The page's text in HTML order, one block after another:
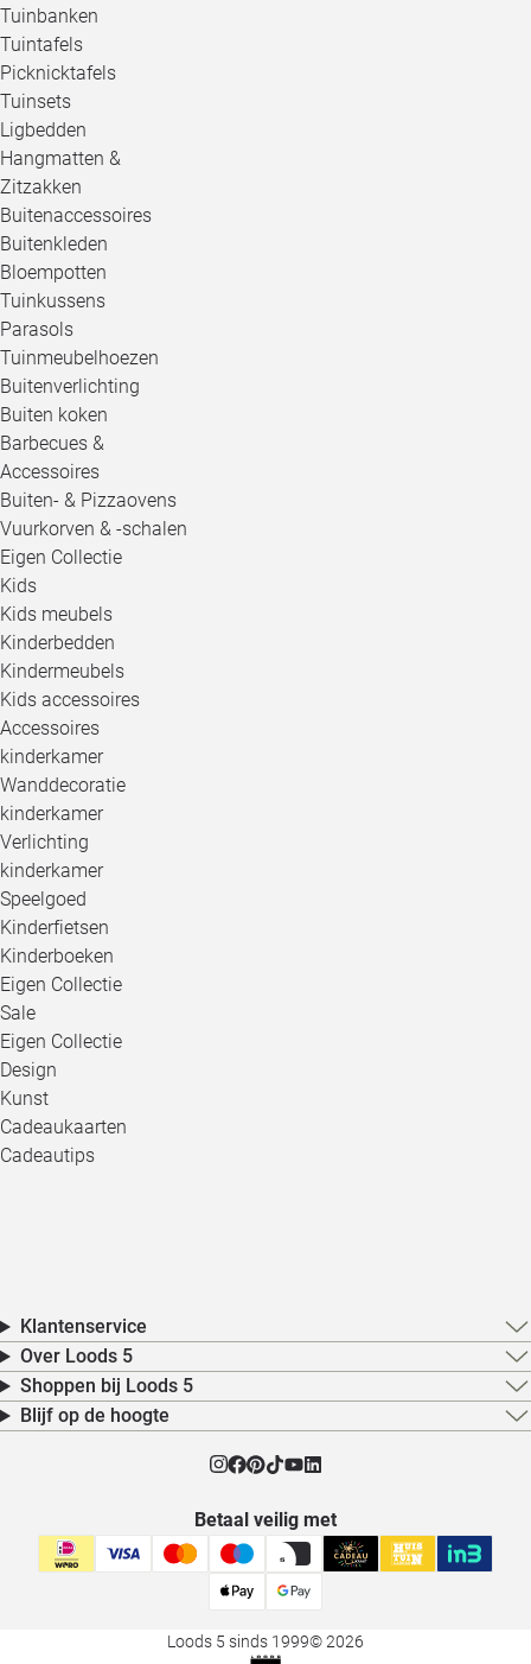
Tuinbanken
Tuintafels
Picknicktafels
Tuinsets
Ligbedden
Hangmatten &
Zitzakken
Buitenaccessoires
Buitenkleden
Bloempotten
Tuinkussens
Parasols
Tuinmeubelhoezen
Buitenverlichting
Buiten koken
Barbecues &
Accessoires
Buiten- & Pizzaovens
Vuurkorven & -schalen
Eigen Collectie
Kids
Kids meubels
Kinderbedden
Kindermeubels
Kids accessoires
Accessoires
kinderkamer
Wanddecoratie
kinderkamer
Verlichting
kinderkamer
Speelgoed
Kinderfietsen
Kinderboeken
Eigen Collectie
Sale
Eigen Collectie
Design
Kunst
Cadeaukaarten
Cadeautips
Klantenservice
Over Loods 5
Shoppen bij Loods 5
Blijf op de hoogte
Betaal veilig met
Loods 5 sinds 1999© 2026